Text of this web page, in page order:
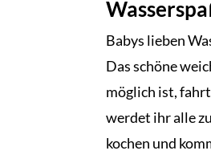
Babys lieben
Das schöne
möglich ist,
werdet ihr alle
kochen und